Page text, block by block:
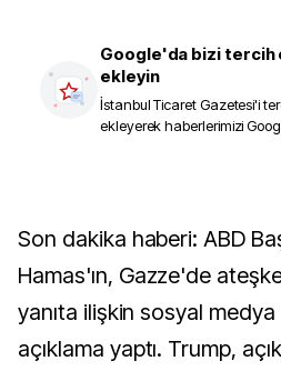
Google'da bizi tercih
ekleyin
İstanbul Ticaret Gazetesi'i
ekleyerek haberlerimizi
Son dakika haberi: ABD Başkanı Trump,
Hamas'ın, Gazze'de
yanıta ilişkin sosyal
açıklama yaptı. Trump,